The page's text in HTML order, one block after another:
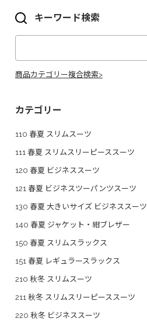
キーワード検索
商品カテゴリー複合検索>
カテゴリー
110 春夏 スリムスーツ
111 春夏 スリムスリーピーススーツ
120 春夏 ビジネススーツ
121 春夏 ビジネスツーパンツスーツ
130 春夏 大きいサイズ ビジネススーツ
140 春夏 ジャケット・紺ブレザー
150 春夏 スリムスラックス
151 春夏 レギュラースラックス
210 秋冬 スリムスーツ
211 秋冬 スリムスリーピーススーツ
220 秋冬 ビジネススーツ